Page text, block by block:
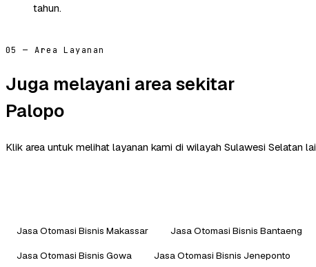
tahun.
05 — Area Layanan
Juga melayani area sekitar
Palopo
Klik area untuk melihat layanan kami di wilayah Sulawesi Selatan
Jasa Otomasi Bisnis Makassar Jasa Otomasi Bisnis Bantaeng
Jasa Otomasi Bisnis Gowa
Jasa Otomasi Bisnis Jeneponto